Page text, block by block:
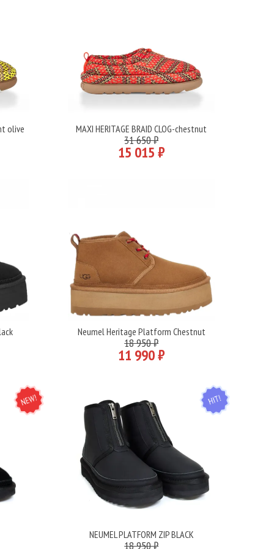
olive Подробнее
MAXI HERITAGE BRAID CLOG-chestnut
31 650 ₽
15 015 ₽
Подробнее
Neumel Heritage Platform Chestnut
18 950 ₽
11 990 ₽
NEW HIT
Подробнее
NEUMEL PLATFORM ZIP BLACK
18 950 ₽